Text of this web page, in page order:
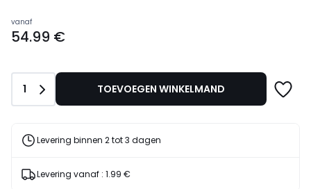
Prijs
vanaf
vanaf
54.99 €
Aantal
1 TOEVOEGEN WINKELMAND
Levering binnen 2 tot 3 dagen
Levering vanaf : 1.99 €